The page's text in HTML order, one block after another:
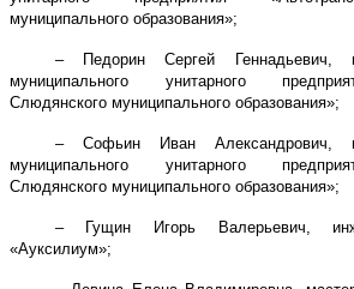
муниципального образования»;
– Педорин Сергей Геннадьевич,
муниципального унитарного
Слюдянского муниципального образования»;
– Софьин Иван Александрович,
муниципального унитарного
Слюдянского муниципального образования»;
– Гущин Игорь Валерьевич,
«Ауксилиум»;